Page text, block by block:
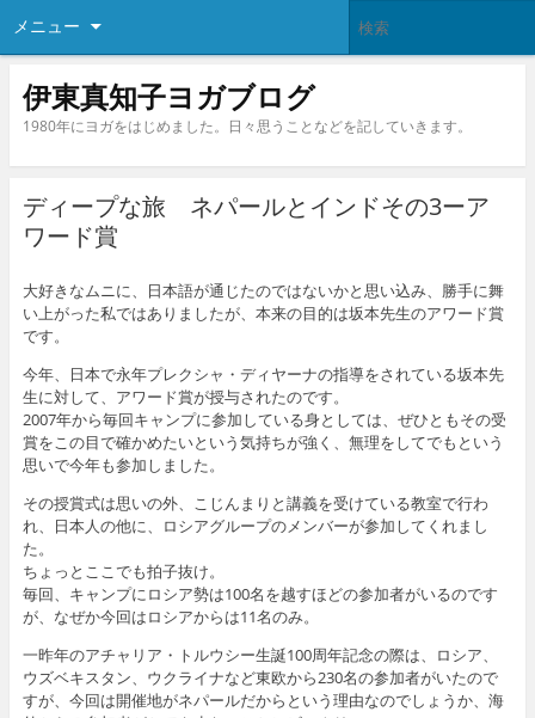
メニュー
伊東真知子ヨガブログ
1980年にヨガをはじめました。日々思うことなどを記していきます。
ディープな旅 ネパールとインドその3ーア
ワード賞
大好きなムニに、日本語が通じたのではないかと思い込み、勝手に舞
い上がった私ではありましたが、本来の目的は坂本先生のアワード賞
です。
今年、日本で永年プレクシャ・ディヤーナの指導をされている坂本先
生に対して、アワード賞が授与されたのです。
2007年から毎回キャンプに参加している身としては、ぜひともその受
賞をこの目で確かめたいという気持ちが強く、無理をしてでもという
思いで今年も参加しました。
その授賞式は思いの外、こじんまりと講義を受けている教室で行わ
れ、日本人の他に、ロシアグループのメンバーが参加してくれまし
た。
ちょっとここでも拍子抜け。
毎回、キャンプにロシア勢は100名を越すほどの参加者がいるのです
が、なぜか今回はロシアからは11名のみ。
一昨年のアチャリア・トルウシー生誕100周年記念の際は、ロシア、
ウズベキスタン、ウクライナなど東欧から230名の参加者がいたので
すが、今回は開催地がネパールだからという理由なのでしょうか、海